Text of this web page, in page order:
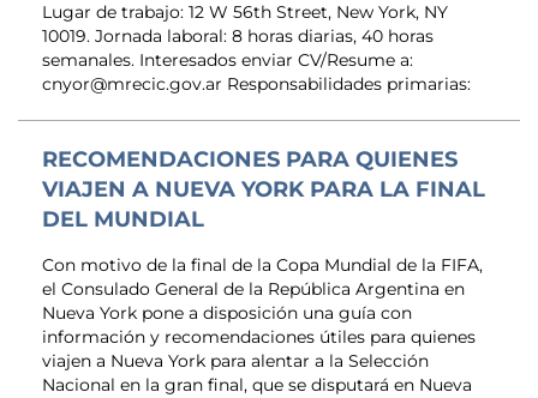
Lugar de trabajo: 12 W 56th Street, New York, NY
10019. Jornada laboral: 8 horas diarias, 40 horas
semanales. Interesados enviar CV/Resume a:
cnyor@mrecic.gov.ar Responsabilidades primarias:
RECOMENDACIONES PARA QUIENES
VIAJEN A NUEVA YORK PARA LA FINAL
DEL MUNDIAL
Con motivo de la final de la Copa Mundial de la FIFA,
el Consulado General de la República Argentina en
Nueva York pone a disposición una guía con
información y recomendaciones útiles para quienes
viajen a Nueva York para alentar a la Selección
Nacional en la gran final, que se disputará en Nueva